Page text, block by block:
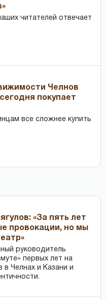
читателей отвечает
Челнов
покупает
все сложнее купить
«За пять лет
провокации, но мы
руководитель
первых лет на
Челнах и Казани и